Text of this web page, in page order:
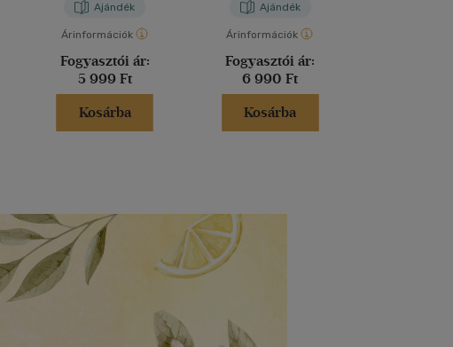
Ajándék
Árinformációk
Fogyasztói ár:
5 999 Ft
Kosárba
Ajándék
Árinformációk
Fogyasztói ár:
6 990 Ft
Kosárba